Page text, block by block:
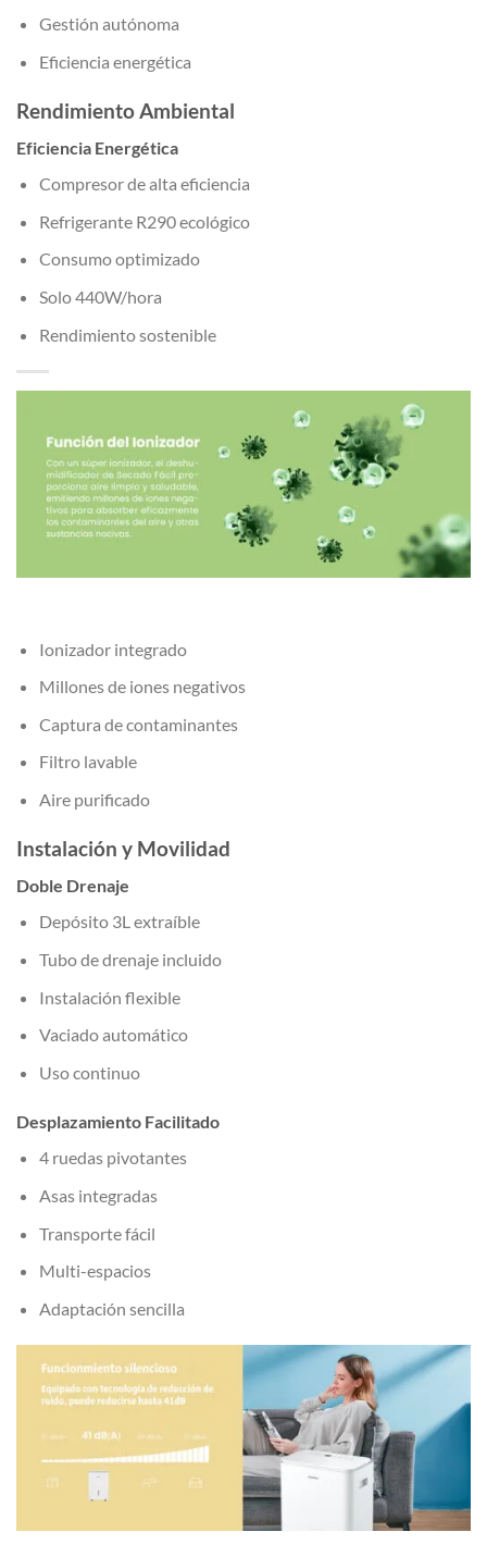
Gestión autónoma
Eficiencia energética
Rendimiento Ambiental
Eficiencia Energética
Compresor de alta eficiencia
Refrigerante R290 ecológico
Consumo optimizado
Solo 440W/hora
Rendimiento sostenible
Ionizador integrado
Millones de iones negativos
Captura de contaminantes
Filtro lavable
Aire purificado
Instalación y Movilidad
Doble Drenaje
Depósito 3L extraíble
Tubo de drenaje incluido
Instalación flexible
Vaciado automático
Uso continuo
Desplazamiento Facilitado
4 ruedas pivotantes
Asas integradas
Transporte fácil
Multi-espacios
Adaptación sencilla